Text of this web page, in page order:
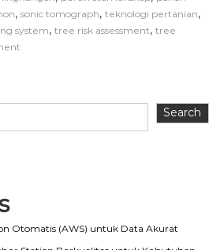
, sonic tomograph, teknologi pertanian,
system, tree risk assessment, tree
Search
Otomatis (AWS) untuk Data Akurat